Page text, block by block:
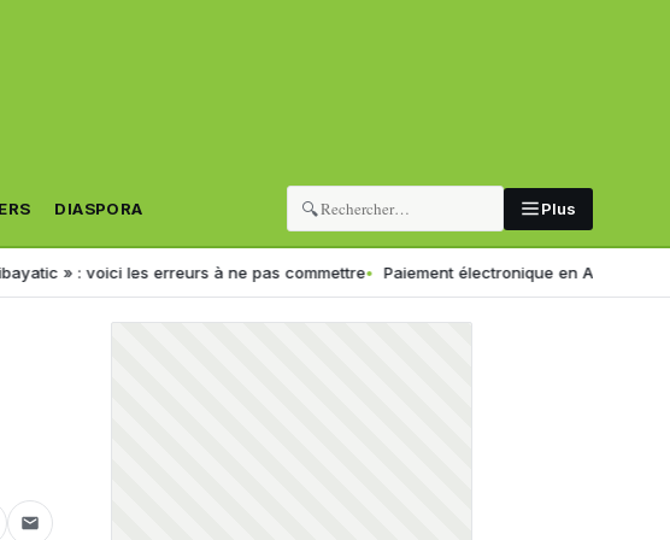
DIASPORA 🔍 Plus
voici les erreurs à ne pas commettre Paiement électronique en Algérie : une